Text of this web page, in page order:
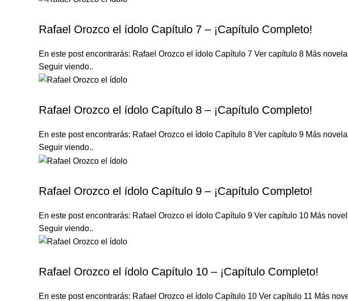
Rafael Orozco el ídolo Capítulo 7 – ¡Capítulo Completo!
En este post encontrarás: Rafael Orozco el ídolo Capítulo 7 Ver capítulo 8 Más
Seguir viendo..
Rafael Orozco el ídolo Capítulo 8 – ¡Capítulo Completo!
En este post encontrarás: Rafael Orozco el ídolo Capítulo 8 Ver capítulo 9 Más
Seguir viendo..
Rafael Orozco el ídolo Capítulo 9 – ¡Capítulo Completo!
En este post encontrarás: Rafael Orozco el ídolo Capítulo 9 Ver capítulo 10 Más
Seguir viendo..
Rafael Orozco el ídolo Capítulo 10 – ¡Capítulo Completo!
En este post encontrarás: Rafael Orozco el ídolo Capítulo 10 Ver capítulo 11 Más